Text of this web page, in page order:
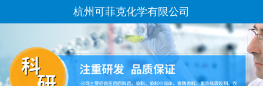
杭州可菲克化学有限公司